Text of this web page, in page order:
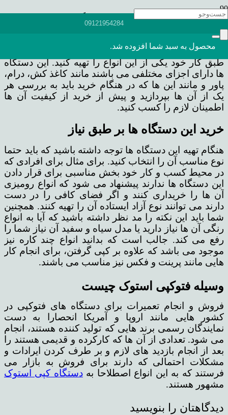
09121954284
محصول به سبد شما افزوده شد.
برای تهیه رونوشت از هر سند، برگه یا عکسی باید از
دستگاه های کپی یا فتوکپی استفاده شود. از انواع
مختلف آن ها می توان به نوع لیزری، سوزنی، حرارتی و
جوهر افشان اشاره کرد که شما باید بر حسب نیاز و
طبق کار خود یکی از این انواع را تهیه کنید. این دستگاه
ها دارای اجزای مختلفی می باشند مانند کاغذ کش، درام،
پاور و مانند این ها که در هنگام خرید باید به بررسی هر
یک از آن ها بپردازید و پیش از خرید از کیفیت آن ها
اطمینان لازم را کسب کنید.
خرید این دستگاه ها بر طبق نیاز
هنگام تهیه این دستگاه ها توجه داشته باشید که باید حتما
نوع مناسب آن را انتخاب کنید. برای مثال برای افرادی که
در محیط کسب و کار خود بخش مناسبی برای قرار دادن
این دستگاه ها ندارند پیشنهاد می شود که انواع رومیزی
آن ها را خریداری کنند و اگر فضای کافی را در دست
دارند می توانند نوع آزاد ایستاده آن را تهیه کنند. همچنین
شما باید این نکته را مد نظر داشته باشید که آیا به انواع
رنگی آن ها نیاز دارید یا مدل سیاه و سفید آن نیاز شما را
رفع می کند. جالب است که بدانید انواع چند کاره نیز
موجود می باشد که علاوه بر کپی گرفتن، برای انجام کار
هایی مانند پرینت و فکس نیز مناسب می باشند.
وسیله فتوکپی استوک چیست
فروش و انجام تعمیرات برای دستگاه های فتوکپی در
کشور هایی مانند اروپا و آمریکا انحصارا به دست
نمایندگان رسمی برند هایی که تولید کننده هستند، انجام
می شود. تعدادی از آن ها که کارکرده و قدیمی هستند را
بعد از انجام بازدید های لازم و بر طرف کردن ایرادات و
مشکلات احتمالی که دارند برای فروش به بازار می
فرستند که به این انواع اصطلاحا بهدستگاه کپی استوک
مشهور هستند.
دیدگاهتان را بنویسید